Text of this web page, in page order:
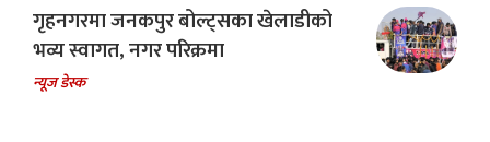
गृहनगरमा जनकपुर बोल्ट्सका खेलाडीको
भव्य स्वागत, नगर परिक्रमा
न्यूज डेस्क